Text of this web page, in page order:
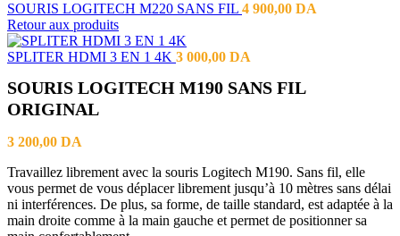
SOURIS LOGITECH M220 SANS FIL 4 900,00 DA
Retour aux produits
SPLITER HDMI 3 EN 1 4K 3 000,00 DA
SOURIS LOGITECH M190 SANS FIL
ORIGINAL
3 200,00 DA
Travaillez librement avec la souris Logitech M190. Sans fil, elle
vous permet de vous déplacer librement jusqu’à 10 mètres sans délai
ni interférences. De plus, sa forme, de taille standard, est adaptée à la
main droite comme à la main gauche et permet de positionner sa